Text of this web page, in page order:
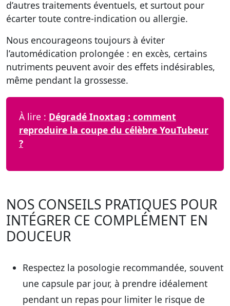
d’autres traitements éventuels, et surtout pour
écarter toute contre-indication ou allergie.
Nous encourageons toujours à éviter
l’automédication prolongée : en excès, certains
nutriments peuvent avoir des effets indésirables,
même pendant la grossesse.
À lire : Dégradé Inoxtag : comment
reproduire la coupe du célèbre YouTubeur
?
NOS CONSEILS PRATIQUES POUR
INTÉGRER CE COMPLÉMENT EN
DOUCEUR
Respectez la posologie recommandée, souvent
une capsule par jour, à prendre idéalement
pendant un repas pour limiter le risque de